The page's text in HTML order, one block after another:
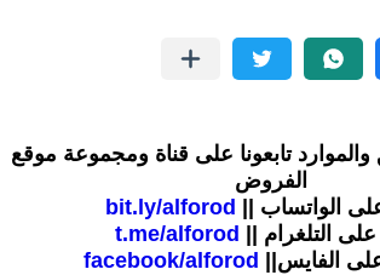
والموارد تابعونا على قناة ومجموعة موقع
الفروض
على الواتساب ||
bit.ly/alforod
على التلغرام ||
t.me/alforod
الفايس||
facebook/alforod